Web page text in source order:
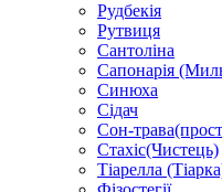
Рудбекія
Рутвиця
Сантоліна
Сапонарія
Синюха
Сідач
Сон-
Стахіс(Чистець)
Тіарелла